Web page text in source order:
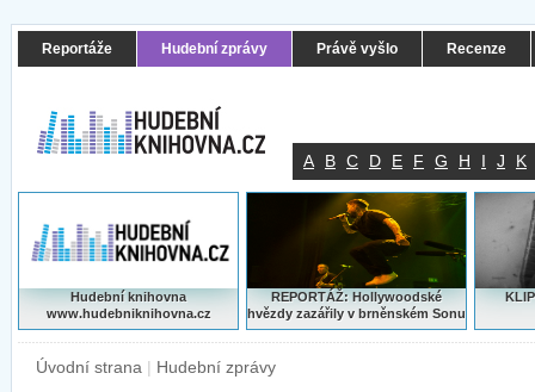
Reportáže Hudební zprávy Právě vyšlo Recenze
A B C D E F G H I J K
Hudební knihovna
www.hudebniknihovna.cz
REPORTÁŽ: Hollywoodské
hvězdy zazářily v brněnském Sonu
Úvodní strana | Hudební zprávy